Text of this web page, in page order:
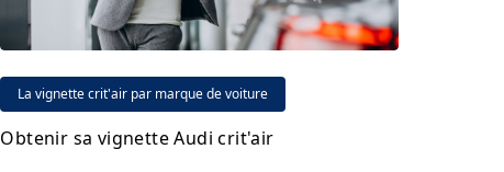
La vignette crit'air par marque de voiture
Obtenir sa vignette Audi crit'air